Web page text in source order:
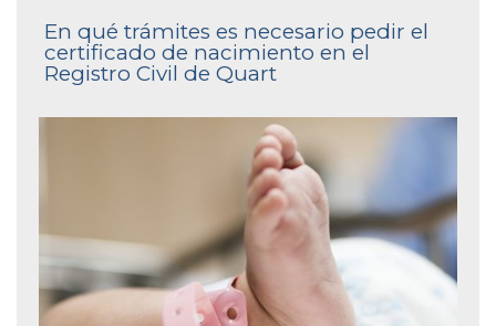
En qué trámites es necesario pedir el
certificado de nacimiento en el
Registro Civil de Quart